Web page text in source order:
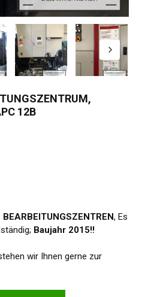
12B
BEARBEITUNGSZENTREN, Es
Baujahr 2015!!
wir Ihnen gerne zur